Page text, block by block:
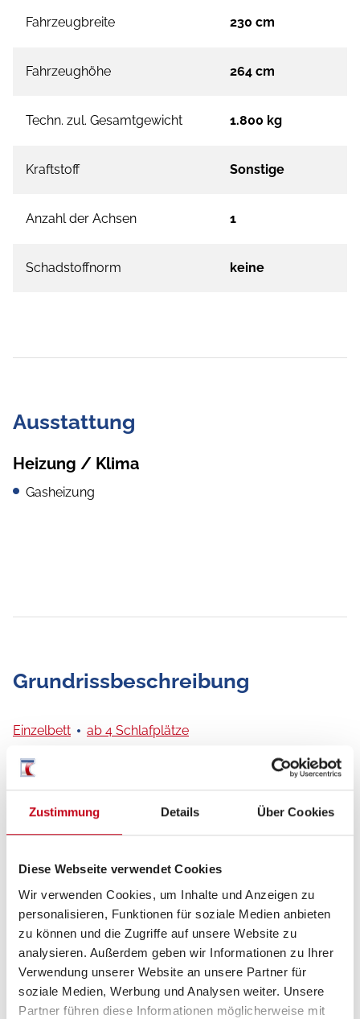
Zustimmung Details Über Cookies
Diese Webseite verwendet Cookies
Wir verwenden Cookies, um Inhalte und Anzeigen zu
personalisieren, Funktionen für soziale Medien anbieten
zu können und die Zugriffe auf unsere Website zu
analysieren. Außerdem geben wir Informationen zu Ihrer
Verwendung unserer Website an unsere Partner für
soziale Medien, Werbung und Analysen weiter. Unsere
Partner führen diese Informationen möglicherweise mit
Fahrzeugbreite 230 cm
Fahrzeughöhe 264 cm
Techn. zul. Gesamtgewicht 1.800 kg
Kraftstoff Sonstige
Anzahl der Achsen 1
Schadstoffnorm keine
Ausstattung
Heizung / Klima
Gasheizung
Grundrissbeschreibung
Einzelbett ab 4 Schlafplätze
Schlafplätze 4
Sitzgruppe Rundsitzgruppe
Infrastruktur Küche, WC
Betten Einzelbett